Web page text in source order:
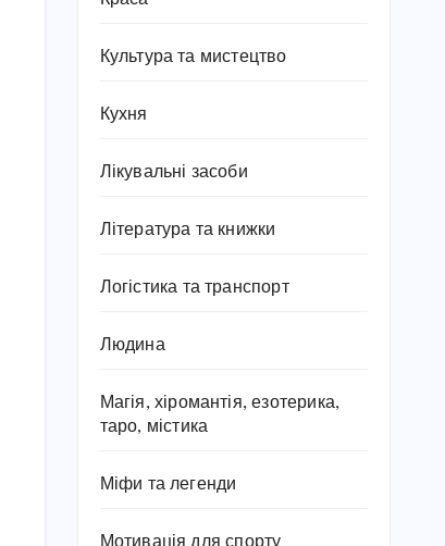
Культура та мистецтво
Кухня
Лікувальні засоби
Література та книжки
Логістика та транспорт
Людина
Магія, хіромантія, езотерика,
таро, містика
Міфи та легенди
Мотивація для спорту